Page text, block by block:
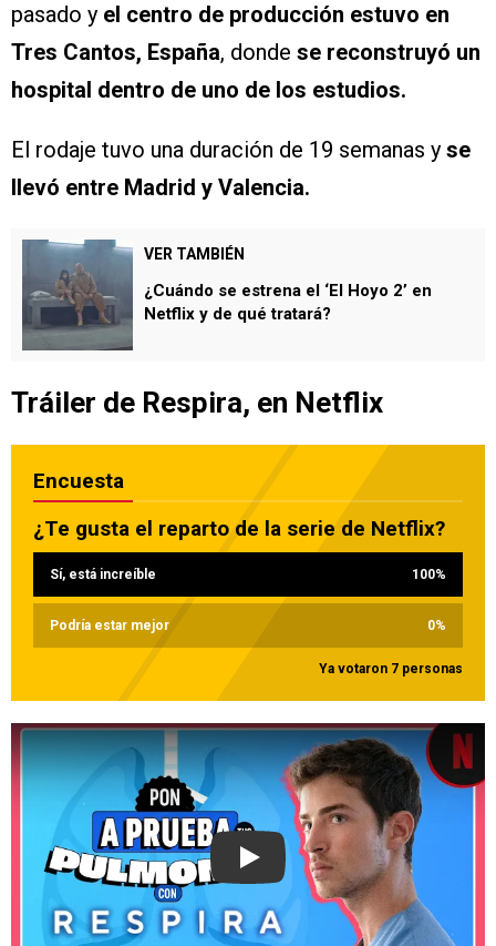
pasado y el centro de producción estuvo en
Tres Cantos, España, donde se reconstruyó un
hospital dentro de uno de los estudios.
El rodaje tuvo una duración de 19 semanas y se
llevó entre Madrid y Valencia.
VER TAMBIÉN
¿Cuándo se estrena el ‘El Hoyo 2’ en
Netflix y de qué tratará?
Tráiler de Respira, en Netflix
Encuesta
¿Te gusta el reparto de la serie de Netflix?
Sí, está increíble 100%
Podría estar mejor 0%
Ya votaron 7 personas
Play